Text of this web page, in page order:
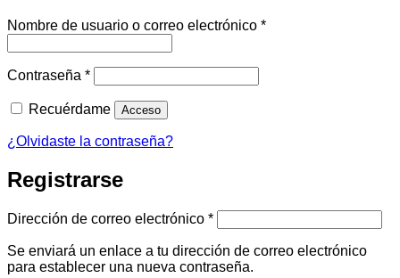
Nombre de usuario o correo electrónico *Obligatorio
Contraseña *Obligatorio
Recuérdame Acceso
¿Olvidaste la contraseña?
Registrarse
Dirección de correo electrónico *Obligatorio
Se enviará un enlace a tu dirección de correo electrónico
para establecer una nueva contraseña.